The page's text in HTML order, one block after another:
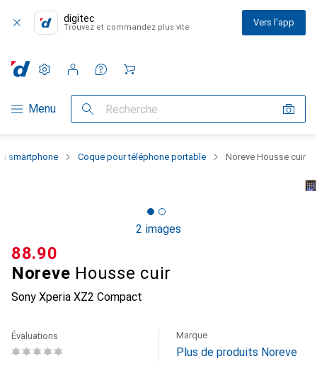
digitec
Trouvez et commandez plus vite Vers l'app
Navigation par catégorie
Menu Recherche
Paramètres
Compte client
Listes de comparaison
Listes d'envies
Panier
smartphone Coque pour téléphone portable Noreve Housse cuir
2 images
Noreve Housse cuir
Sony Xperia XZ2 Compact
CHF
88.90
Évaluations Marque
Plus de produits Noreve